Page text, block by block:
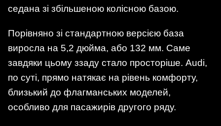
седана зі збільшеною колісною базою.
Порівняно зі стандартною версією база
виросла на 5,2 дюйма, або 132 мм. Саме
завдяки цьому ззаду стало просторіше. Audi,
по суті, прямо натякає на рівень комфорту,
близький до флагманських моделей,
особливо для пасажирів другого ряду.